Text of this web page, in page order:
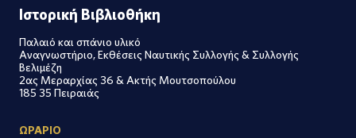
Ιστορική Βιβλιοθήκη
Παλαιό και σπάνιο υλικό
Αναγνωστήριο, Εκθέσεις Ναυτικής Συλλογής & Συλλογής
Βελιμέζη
2ας Μεραρχίας 36 & Ακτής Μουτσοπούλου
185 35 Πειραιάς
ΩΡΑΡΙΟ